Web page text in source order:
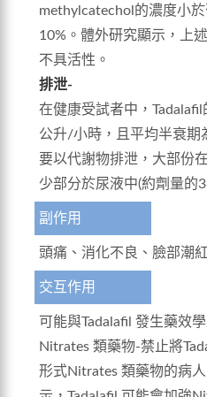
methylcatechol的濃度小
10%。體外研究顯示，上
不具活性。
排泄-
在健康受試者中，
公升/小時，且平均半衰期
要以代謝物排泄，大部份
少部分於尿液中(約劑量的
副作用
頭痛、消化不良、臉部潮
交互作用
可能與Tadalafil 發生藥效
Nitrates 類藥物-禁止將
形式Nitrates 類藥物的病